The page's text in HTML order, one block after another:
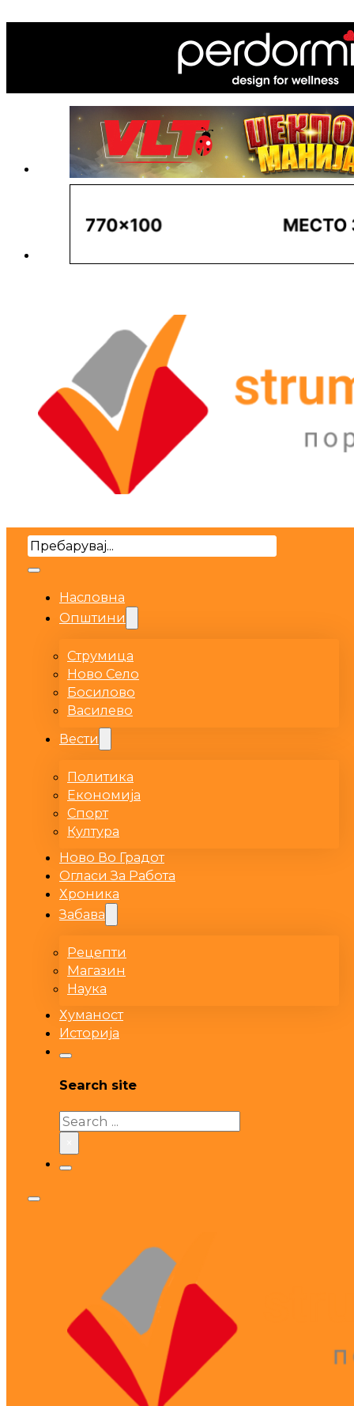
Search
Насловна
Општини
Струмица
Ново Село
Босилово
Василево
Вести
Политика
Економија
Спорт
Култура
Ново Во Градот
Огласи За Работа
Хроника
Забава
Рецепти
Магазин
Наука
Хуманост
Историја
Search site
Search